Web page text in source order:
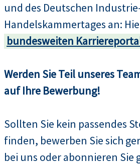
und des Deutschen
Handelskammertages an:
bundesweiten
Werden Sie Teil unseres
auf Ihre Bewerbung!
Sollten Sie kein passendes
finden, bewerben Sie sich
bei uns oder abonnieren Sie